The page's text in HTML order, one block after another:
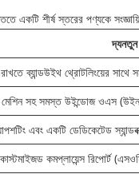
একটি শীর্ষ স্তরের পণ্যকে
দ্যনতুন
রাখতে ব্যান্ডউইথ থ্রোটলিংয়ের
সহ সমস্ত উইন্ডোজ ওএস
এবং একটি ডেডিকেটেড
কাস্টমাইজড কমপ্লায়েন্স